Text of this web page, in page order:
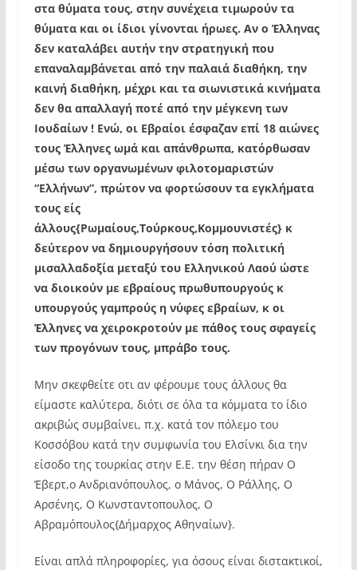
στα θύματα τους, στην συνέχεια τιμωρούν τα
θύματα και οι ίδιοι γίνονται ήρωες. Αν ο Έλληνας
δεν καταλάβει αυτήν την στρατηγική που
επαναλαμβάνεται από την παλαιά διαθήκη, την
καινή διαθήκη, μέχρι και τα σιωνιστικά κινήματα
δεν θα απαλλαγή ποτέ από την μέγκενη των
Ιουδαίων ! Ενώ, οι Εβραίοι έσφαζαν επί 18 αιώνες
τους Έλληνες ωμά και απάνθρωπα, κατόρθωσαν
μέσω των οργανωμένων φιλοτομαριστών
“Ελλήνων”, πρώτον να φορτώσουν τα εγκλήματα
τους είς
άλλους{Ρωμαίους,Τούρκους,Κομμουνιστές} κ
δεύτερον να δημιουργήσουν τόση πολιτική
μισαλλαδοξία μεταξύ του Ελληνικού Λαού ώστε
να διοικούν με εβραίους πρωθυπουργούς κ
υπουργούς γαμπρούς η νύφες εβραίων, κ οι
Έλληνες να χειροκροτούν με πάθος τους σφαγείς
των προγόνων τους, μπράβο τους.
Μην σκεφθείτε οτι αν φέρουμε τους άλλους θα
είμαστε καλύτερα, διότι σε όλα τα κόμματα το ίδιο
ακριβώς συμβαίνει, π.χ. κατά τον πόλεμο του
Κοσσόβου κατά την συμφωνία του Ελσίνκι δια την
είσοδο της τουρκίας στην Ε.Ε. την θέση πήραν Ο
Έβερτ,ο Ανδριανόπουλος, ο Μάνος, Ο Ράλλης, Ο
Αρσένης, Ο Κωνσταντοπουλος, Ο
Αβραμόπουλος{Δήμαρχος Αθηναίων}.
Είναι απλά πληροφορίες, για όσους είναι διστακτικοί,